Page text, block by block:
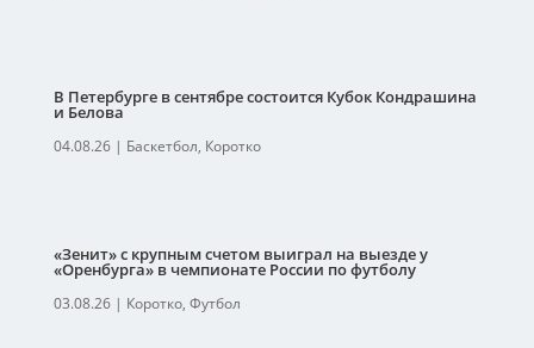
В Петербурге в сентябре состоится Кубок Кондрашина
и Белова
04.08.26| Баскетбол, Коротко
«Зенит» с крупным счетом выиграл на выезде у
«Оренбурга» в чемпионате России по футболу
03.08.26| Коротко, Футбол